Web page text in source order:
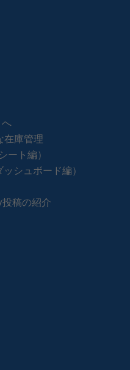
在庫管理
ート編）
シュボード編）
稿の紹介